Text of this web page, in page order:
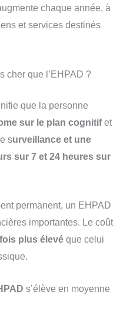
chaque année, à
et services destinés
cher que l’EHPAD ?
que la personne
sur le plan cognitifet
surveillance et une
sur 7 et 24 heures sur
permanent, un EHPAD
importantes. Le coût
plus élevéque celui
s’élève en moyenne